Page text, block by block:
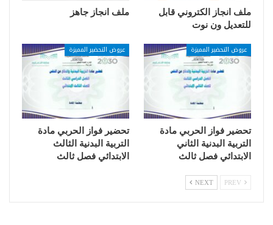
ملف انجاز الكتروني قابل
للتعديل ون نوت
ملف انجاز جاهز
عروض التحضير المميزة
تحضير فواز الحربي مادة
التربية البدنية الثاني
الابتدائي فصل ثالث
عروض التحضير المميزة
تحضير فواز الحربي مادة
التربية البدنية الثالث
الابتدائي فصل ثالث
NEXT